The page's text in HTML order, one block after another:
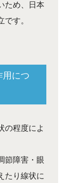
ため、日本
す。
用につ
の程度によ
節障害・眼
たり線状に